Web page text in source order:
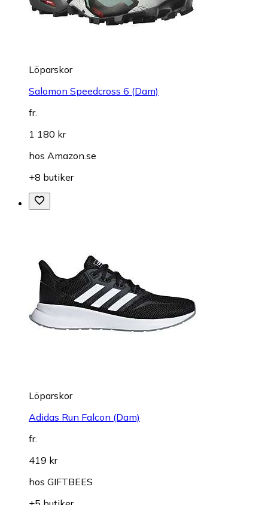
Löparskor
Salomon Speedcross 6 (Dam)
fr.
1 180 kr
hos Amazon.se
+8 butiker
Löparskor
Adidas Run Falcon (Dam)
fr.
419 kr
hos GIFTBEES